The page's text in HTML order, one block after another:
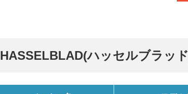
HASSELBLAD(ハッセルブラッ